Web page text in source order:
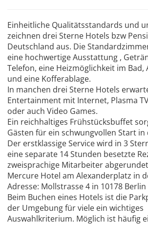
Einheitliche Qualitätsstandards und
zeichnen drei Sterne Hotels bzw
Deutschland aus. Die
eine hochwertige Ausstattung ,
Telefon, eine Heizmöglichkeit im Bad,
und eine Kofferablage.
In manchen drei Sterne Hotels
Entertainment mit Internet, Plasma
oder auch Video Games.
Ein reichhaltiges Frühstücksbuffet
Gästen für ein schwungvollen Start in
Der erstklassige Service wird in 3
eine separate 14 Stunden besetzte
zweisprachige Mitarbeiter
Mercure Hotel am Alexanderplatz in
Adresse: Mollstrasse 4 in 10178
Beim Buchen eines Hotels ist die
der Umgebung für viele ein wichtiges
Auswahlkriterium. Möglich ist häufig